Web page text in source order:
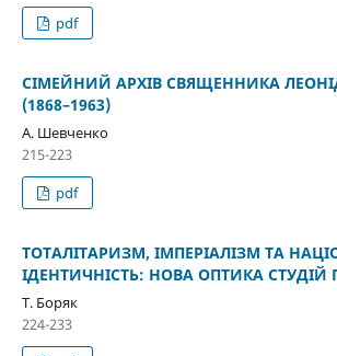
pdf
СІМЕЙНИЙ АРХІВ СВЯЩЕННИКА
(1868–1963)
А. Шевченко
215-223
pdf
ТОТАЛІТАРИЗМ, ІМПЕРІАЛІЗМ ТА
ІДЕНТИЧНІСТЬ: НОВА ОПТИКА
Т. Боряк
224-233